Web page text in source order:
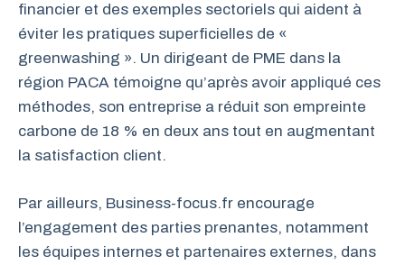
financier et des exemples sectoriels qui aident à
éviter les pratiques superficielles de «
greenwashing ». Un dirigeant de PME dans la
région PACA témoigne qu’après avoir appliqué ces
méthodes, son entreprise a réduit son empreinte
carbone de 18 % en deux ans tout en augmentant
la satisfaction client.
Par ailleurs, Business-focus.fr encourage
l’engagement des parties prenantes, notamment
les équipes internes et partenaires externes, dans